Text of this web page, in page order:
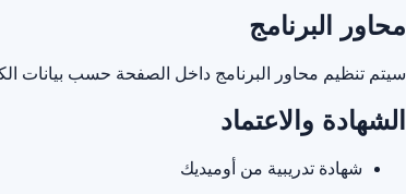
محاور البرنامج
سيتم تنظيم محاور البرنامج داخل الصفحة حسب بيانات
الشهادة والاعتماد
شهادة تدريبية من أوميديك